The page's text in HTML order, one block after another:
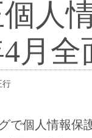
個人
4月
行
個人情報保